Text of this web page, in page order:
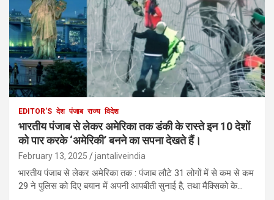
EDITOR'S देश पंजाब राज्य विदेश
भारतीय पंजाब से लेकर अमेरिका तक डंकी के रास्ते इन 10 देशों
को पार करके ‘अमेरिकी’ बनने का सपना देखते हैं।
February 13, 2025 jantaliveindia
भारतीय पंजाब से लेकर अमेरिका तक : पंजाब लौटे 31 लोगों में से कम से कम
29 ने पुलिस को दिए बयान में अपनी आपबीती सुनाई है, तथा मैक्सिको के…